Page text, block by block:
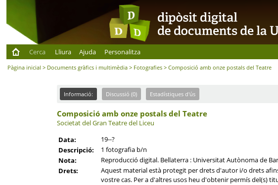
Cerca
Lliura Ajuda Personalitza
Pàgina inicial > Documents gràfics i multimèdia > Fotografies > Composició amb onze postals del Teatre
Informació: Discussió (0) Estadístiques d'ús
Composició amb onze postals del Teatre
Societat del Gran Teatre del Liceu
Data:
19--?
Descripció:
1 fotografia b/n
Nota:
Reproducció digital. Bellaterra : Universitat Autònoma de
Drets:
Aquest material està protegit per drets d'autor i/o drets
vostre cas. Per a d'altres usos heu d'obtenir permís del(s)